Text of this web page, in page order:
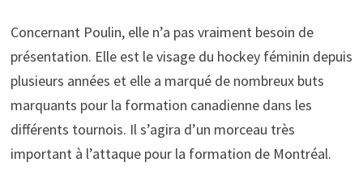
Concernant Poulin, elle n’a pas vraiment besoin de
présentation. Elle est le visage du hockey féminin depuis
plusieurs années et elle a marqué de nombreux buts
marquants pour la formation canadienne dans les
différents tournois. Il s’agira d’un morceau très
important à l’attaque pour la formation de Montréal.